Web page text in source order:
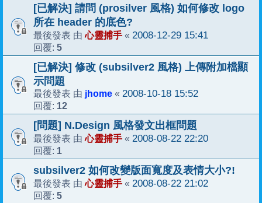
[已解決] 請問 (prosilver 風格) 如何修改 logo
所在 header 的底色?
最後發表 由心靈捕手 « 2008-12-29 15:41
回覆: 5
[已解決] 修改 (subsilver2 風格) 上傳附加檔顯
示問題
最後發表 由 jhome « 2008-10-18 15:52
回覆: 12
[問題] N.Design 風格發文出框問題
最後發表 由心靈捕手 « 2008-08-22 22:20
回覆: 1
subsilver2 如何改變版面寬度及表情大小?!
最後發表 由心靈捕手 « 2008-08-22 21:02
回覆: 5